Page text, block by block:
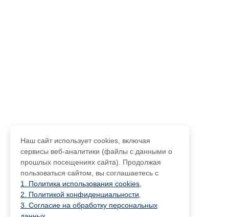
Наш сайт использует cookies, включая
сервисы веб-аналитики (файлы с данными о
прошлых посещениях сайта). Продолжая
пользоваться сайтом, вы соглашаетесь с
1. Политика использования cookies
2. Политикой конфиденциальности
3. Согласие на обработку персональных